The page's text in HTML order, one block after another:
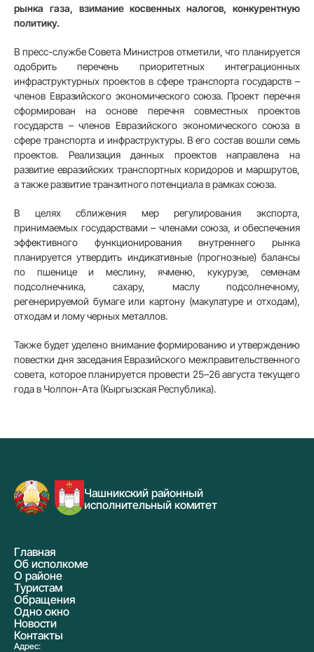
рынка газа, взимание косвенных налогов, конкурентную
политику.
В пресс-службе Совета Министров отметили, что планируется
одобрить перечень приоритетных интеграционных
инфраструктурных проектов в сфере транспорта государств –
членов Евразийского экономического союза. Проект перечня
сформирован на основе перечня совместных проектов
государств – членов Евразийского экономического союза в
сфере транспорта и инфраструктуры. В его состав вошли семь
проектов. Реализация данных проектов направлена на
развитие евразийских транспортных коридоров и маршрутов,
а также развитие транзитного потенциала в рамках союза.
В целях сближения мер регулирования экспорта,
принимаемых государствами – членами союза, и обеспечения
эффективного функционирования внутреннего рынка
планируется утвердить индикативные (прогнозные) балансы
по пшенице и меслину, ячменю, кукурузе, семенам
подсолнечника, сахару, маслу подсолнечному,
регенерируемой бумаге или картону (макулатуре и отходам),
отходам и лому черных металлов.
Также будет уделено внимание формированию и утверждению
повестки дня заседания Евразийского межправительственного
совета, которое планируется провести 25–26 августа текущего
года в Чолпон-Ата (Кыргызская Республика).
Чашникский районный
исполнительный комитет
Главная
Об исполкоме
О районе
Туристам
Обращения
Одно окно
Новости
Контакты
Адрес: